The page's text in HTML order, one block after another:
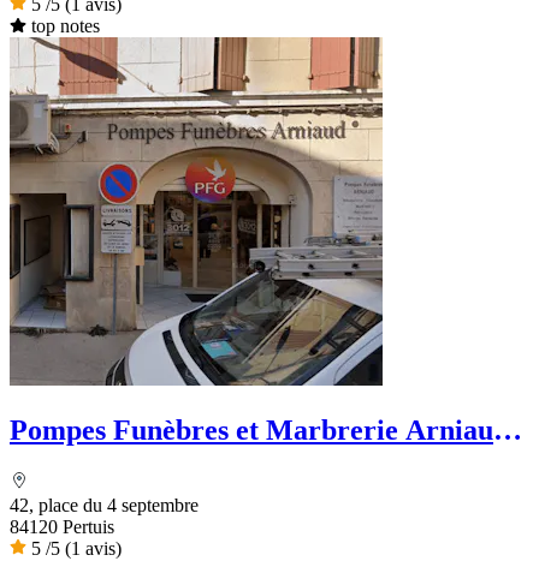
5 /5 (1 avis)
top notes
Pompes Funèbres et Marbrerie Arniaud -
42, place du 4 septembre
84120 Pertuis
5 /5 (1 avis)